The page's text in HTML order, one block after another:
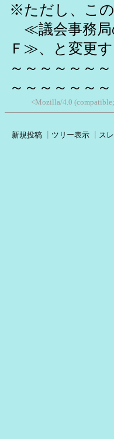
※ただし、こ
≪議会事務局
Ｆ≫、と変更す
～～～～～～
～～～～～～
<Mozilla/4.0
新規投稿
ツリー表示 ス